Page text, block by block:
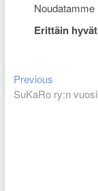
Erittäin
Artikkelien
selaus
PreviousPrevious
post:
SuKaRo ry:n